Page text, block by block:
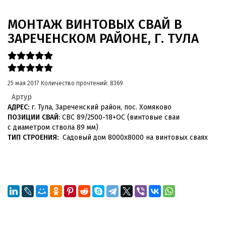
МОНТАЖ ВИНТОВЫХ СВАЙ В
ЗАРЕЧЕНСКОМ РАЙОНЕ, Г. ТУЛА
25 мая 2017 Количество прочтений: 8369
Артур
АДРЕС: г. Тула, Зареченский район, пос. Хомяково
ПОЗИЦИИ СВАЙ: СВС 89/2500-18+ОС (винтовые сваи
с диаметром ствола 89 мм)
ТИП СТРОЕНИЯ: Садовый дом 8000х8000 на винтовых сваях